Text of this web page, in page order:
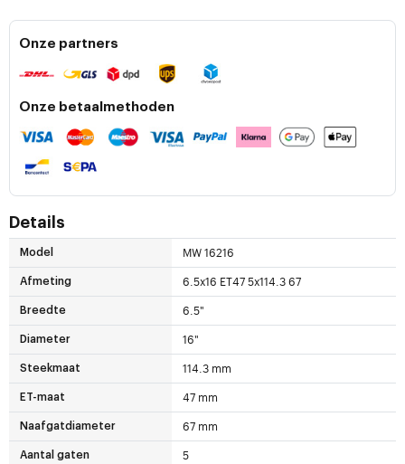
Onze partners
Onze betaalmethoden
Details
Model MW 16216
Afmeting 6.5x16 ET47 5x114.3 67
Breedte 6.5"
Diameter 16"
Steekmaat 114.3 mm
ET-maat 47 mm
Naafgatdiameter 67 mm
Aantal gaten 5